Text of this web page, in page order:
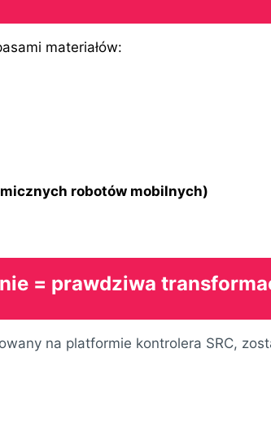
materiałów:
robotów mobilnych)
= prawdziwa
na platformie kontrolera SRC,